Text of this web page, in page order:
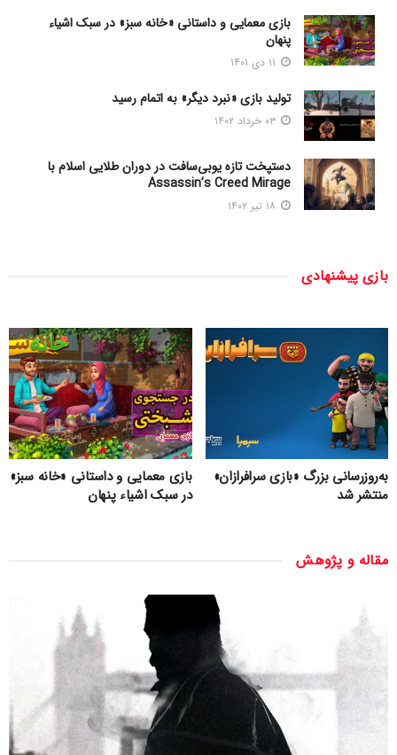
بازی معمایی و داستانی «خانه سبز» در سبک اشیاء
پنهان
تولید بازی «نبرد دیگر» به اتمام رسید
دستپخت تازه یوبی‌سافت در دوران طلایی اسلام با
Assassin’s Creed Mirage
بازی پیشنهادی
به‌روزرسانی بزرگ «بازی سرافرازان»
منتشر شد
بازی معمایی و داستانی «خانه سبز»
در سبک اشیاء پنهان
مقاله و پژوهش